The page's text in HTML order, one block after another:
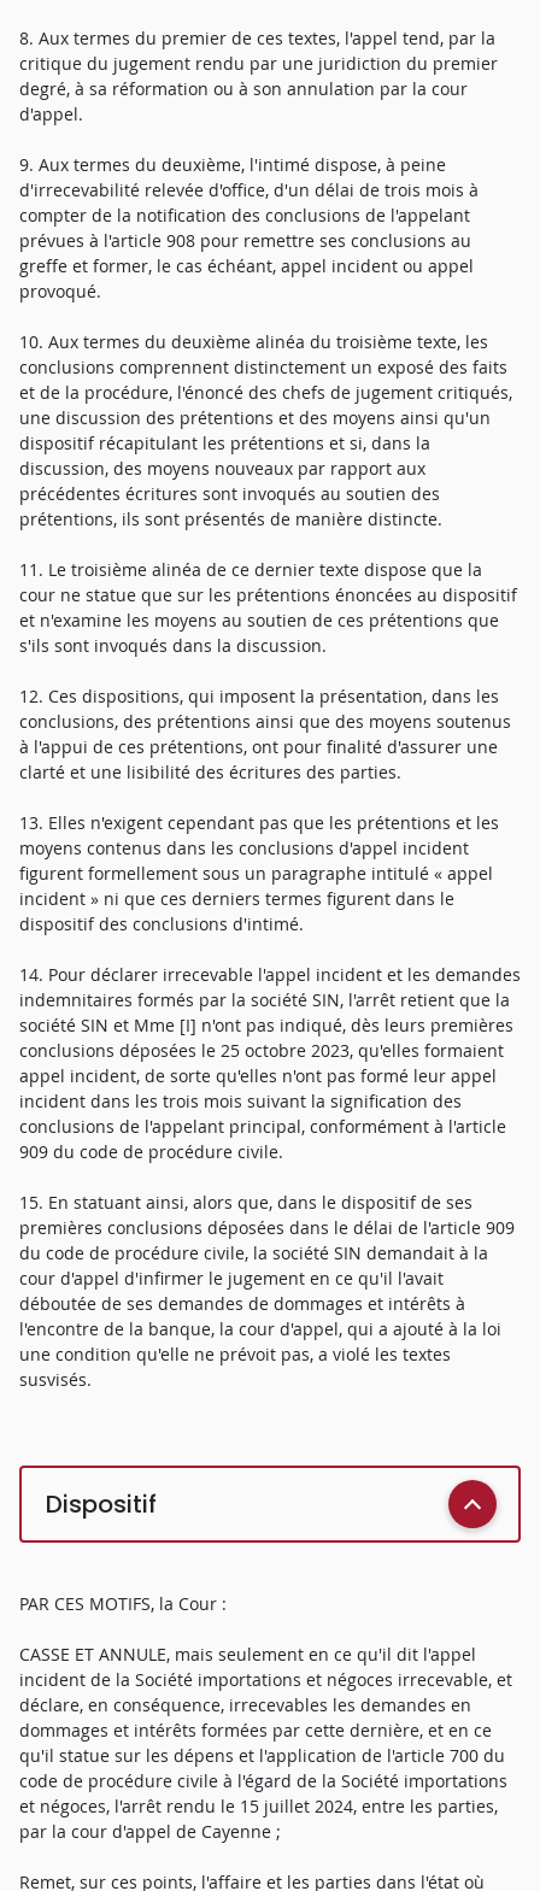
8. Aux termes du premier de ces textes, l'appel tend, par la
critique du jugement rendu par une juridiction du premier
degré, à sa réformation ou à son annulation par la cour
d'appel.
9. Aux termes du deuxième, l'intimé dispose, à peine
d'irrecevabilité relevée d'office, d'un délai de trois mois à
compter de la notification des conclusions de l'appelant
prévues à l'article 908 pour remettre ses conclusions au
greffe et former, le cas échéant, appel incident ou appel
provoqué.
10. Aux termes du deuxième alinéa du troisième texte, les
conclusions comprennent distinctement un exposé des faits
et de la procédure, l'énoncé des chefs de jugement critiqués,
une discussion des prétentions et des moyens ainsi qu'un
dispositif récapitulant les prétentions et si, dans la
discussion, des moyens nouveaux par rapport aux
précédentes écritures sont invoqués au soutien des
prétentions, ils sont présentés de manière distincte.
11. Le troisième alinéa de ce dernier texte dispose que la
cour ne statue que sur les prétentions énoncées au dispositif
et n'examine les moyens au soutien de ces prétentions que
s'ils sont invoqués dans la discussion.
12. Ces dispositions, qui imposent la présentation, dans les
conclusions, des prétentions ainsi que des moyens soutenus
à l'appui de ces prétentions, ont pour finalité d'assurer une
clarté et une lisibilité des écritures des parties.
13. Elles n'exigent cependant pas que les prétentions et les
moyens contenus dans les conclusions d'appel incident
figurent formellement sous un paragraphe intitulé « appel
incident » ni que ces derniers termes figurent dans le
dispositif des conclusions d'intimé.
14. Pour déclarer irrecevable l'appel incident et les demandes
indemnitaires formés par la société SIN, l'arrêt retient que la
société SIN et Mme [I] n'ont pas indiqué, dès leurs premières
conclusions déposées le 25 octobre 2023, qu'elles formaient
appel incident, de sorte qu'elles n'ont pas formé leur appel
incident dans les trois mois suivant la signification des
conclusions de l'appelant principal, conformément à l'article
909 du code de procédure civile.
15. En statuant ainsi, alors que, dans le dispositif de ses
premières conclusions déposées dans le délai de l'article 909
du code de procédure civile, la société SIN demandait à la
cour d'appel d'infirmer le jugement en ce qu'il l'avait
déboutée de ses demandes de dommages et intérêts à
l'encontre de la banque, la cour d'appel, qui a ajouté à la loi
une condition qu'elle ne prévoit pas, a violé les textes
susvisés.
Dispositif
PAR CES MOTIFS, la Cour :
CASSE ET ANNULE, mais seulement en ce qu'il dit l'appel
incident de la Société importations et négoces irrecevable, et
déclare, en conséquence, irrecevables les demandes en
dommages et intérêts formées par cette dernière, et en ce
qu'il statue sur les dépens et l'application de l'article 700 du
code de procédure civile à l'égard de la Société importations
et négoces, l'arrêt rendu le 15 juillet 2024, entre les parties,
par la cour d'appel de Cayenne ;
Remet, sur ces points, l'affaire et les parties dans l'état où